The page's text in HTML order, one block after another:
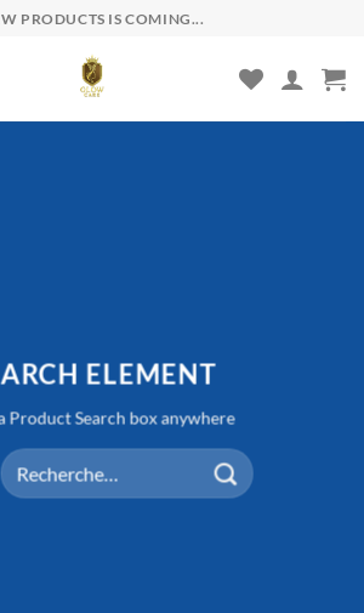
PRODUCTS IS COMING...
ELEMENT
Product Search box anywhere
Recherche
pour :